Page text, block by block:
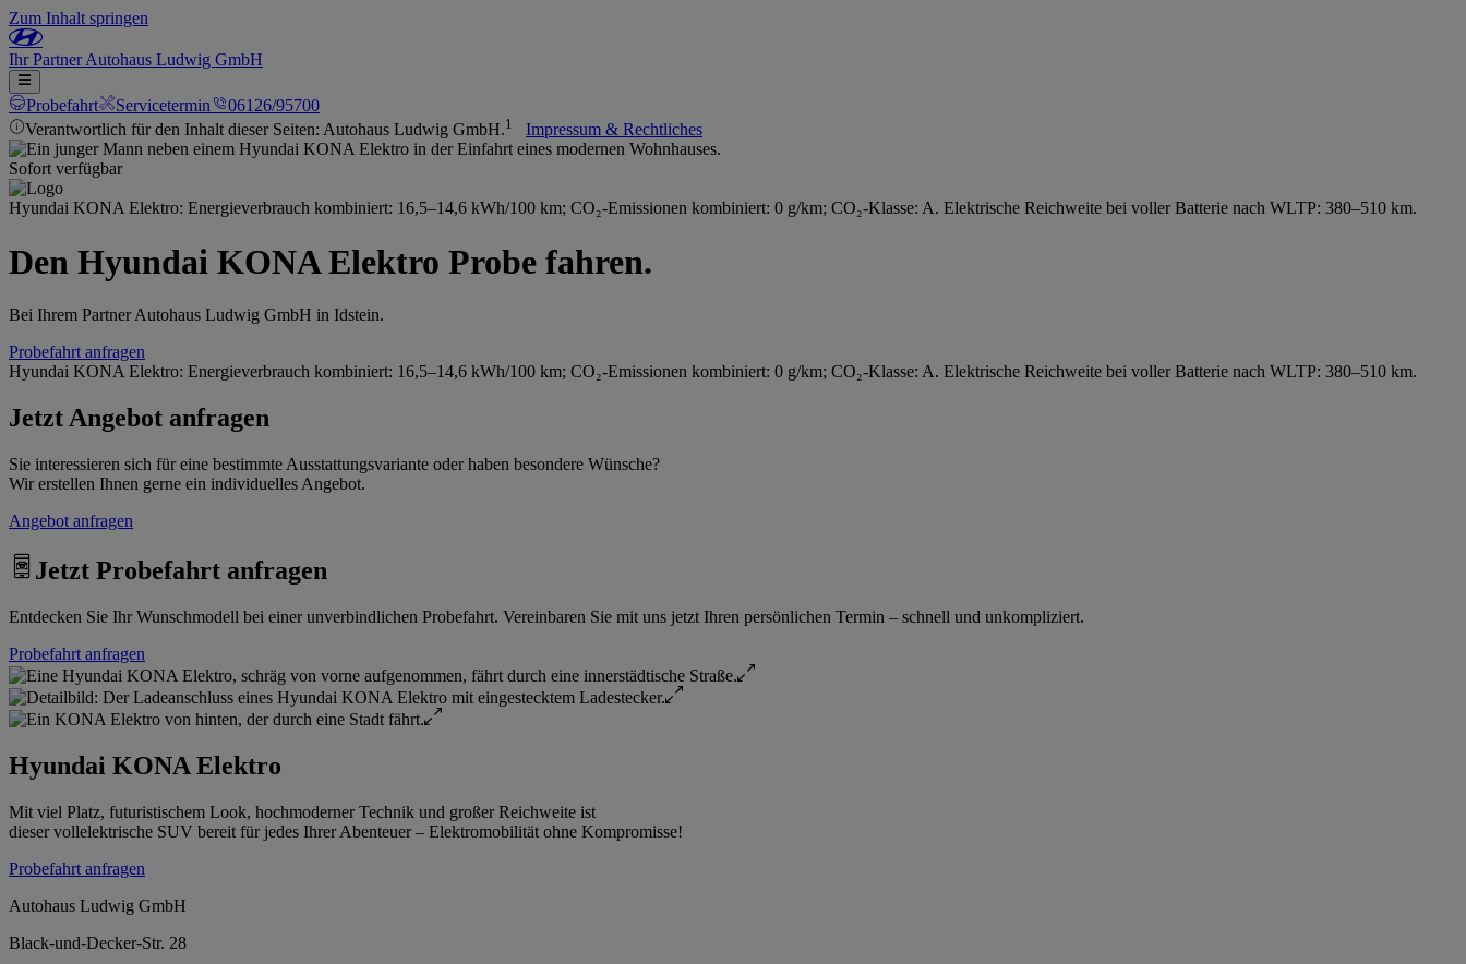
Zum Inhalt springen
IhrPartnerAutohaus Ludwig GmbH
Probefahrt Servicetermin
06126/95700
Verantwortlich für den Inhalt dieser Seiten: Autohaus Ludwig GmbH.1 Impressum & Rechtliches
Sofort verfügbar
Hyundai KONA Elektro: Energieverbrauch kombiniert: 16,5–14,6 kWh/100 km; CO₂-Emissionen kombiniert: 0 g/km; CO₂-Klasse: A. Elektrische Reichweite bei voller Batterie nach WLTP: 380–510 km.
Den Hyundai KONA Elektro Probe fahren.
Bei Ihrem Partner Autohaus Ludwig GmbH in Idstein.
Probefahrt anfragen
Hyundai KONA Elektro: Energieverbrauch kombiniert: 16,5–14,6 kWh/100 km; CO₂-Emissionen kombiniert: 0 g/km; CO₂-Klasse: A. Elektrische Reichweite bei voller Batterie nach WLTP: 380–510 km.
Jetzt Angebot anfragen
Sie interessieren sich für eine bestimmte Ausstattungsvariante oder haben besondere Wünsche?
Wir erstellen Ihnen gerne ein individuelles Angebot.
Angebot anfragen
Jetzt Probefahrt anfragen
Entdecken Sie Ihr Wunschmodell bei einer unverbindlichen Probefahrt. Vereinbaren Sie mit uns jetzt Ihren persönlichen Termin – schnell und unkompliziert.
Probefahrt anfragen
Hyundai KONA Elektro
Mit viel Platz, futuristischem Look, hochmoderner Technik und großer Reichweite ist
dieser vollelektrische SUV bereit für jedes Ihrer Abenteuer – Elektromobilität ohne Kompromisse!
Probefahrt anfragen
Autohaus Ludwig GmbH
Black-und-Decker-Str. 28